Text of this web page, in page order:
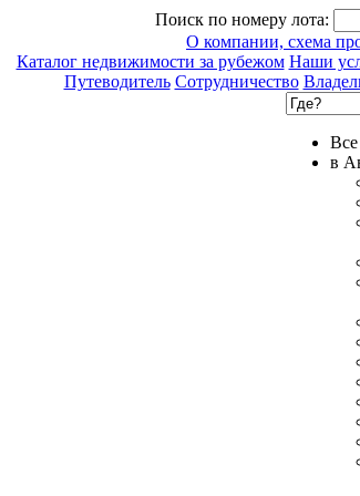
Поиск по номеру лота:
О компании, схема
Каталог недвижимости за рубежом Наши
Путеводитель Сотрудничество
Все
в